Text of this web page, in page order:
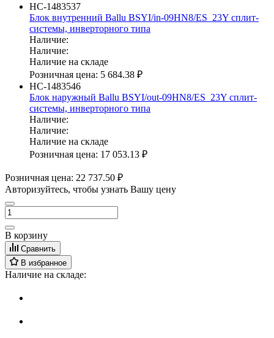
НС-1483537
Блок внутренний Ballu BSYI/in-09HN8/ES_23Y сплит-
системы, инверторного типа
Наличие:
Наличие:
Наличие на складе
Розничная цена: 5 684.38 ₽
НС-1483546
Блок наружный Ballu BSYI/out-09HN8/ES_23Y сплит-
системы, инверторного типа
Наличие:
Наличие:
Наличие на складе
Розничная цена: 17 053.13 ₽
Розничная цена: 22 737.50 ₽
Авторизуйтесь, чтобы узнать Вашу цену
В корзину
Сравнить
В избранное
Наличие на складе: